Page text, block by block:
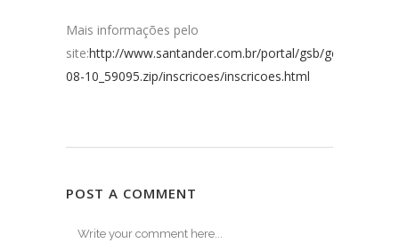
Mais informações pelo
site:http://www.santander.com.br/portal/gsb/gcm/
08-10_59095.zip/inscricoes/inscricoes.html
POST A COMMENT